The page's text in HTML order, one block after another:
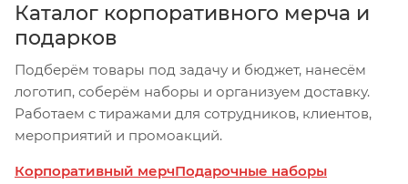
Каталог корпоративного мерча и
подарков
Подберём товары под задачу и бюджет, нанесём
логотип, соберём наборы и организуем доставку.
Работаем с тиражами для сотрудников, клиентов,
мероприятий и промоакций.
Корпоративный мерчПодарочные наборы